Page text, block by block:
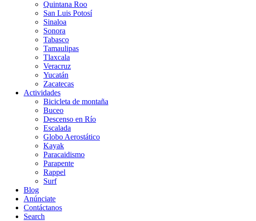
Quintana Roo
San Luis Potosí
Sinaloa
Sonora
Tabasco
Tamaulipas
Tlaxcala
Veracruz
Yucatán
Zacatecas
Actividades
Bicicleta de montaña
Buceo
Descenso en Río
Escalada
Globo Aerostático
Kayak
Paracaidismo
Parapente
Rappel
Surf
Blog
Anúnciate
Contáctanos
Search